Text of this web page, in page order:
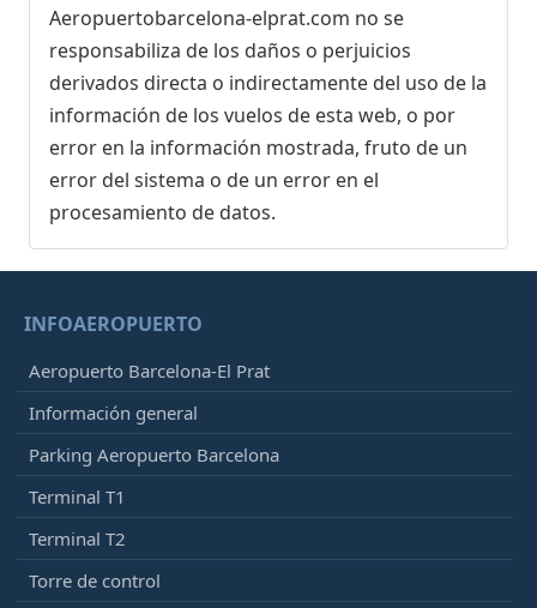
Aeropuertobarcelona-elprat.com no se
responsabiliza de los daños o perjuicios
derivados directa o indirectamente del uso de la
información de los vuelos de esta web, o por
error en la información mostrada, fruto de un
error del sistema o de un error en el
procesamiento de datos.
INFOAEROPUERTO
Aeropuerto Barcelona-El Prat
Información general
Parking Aeropuerto Barcelona
Terminal T1
Terminal T2
Torre de control